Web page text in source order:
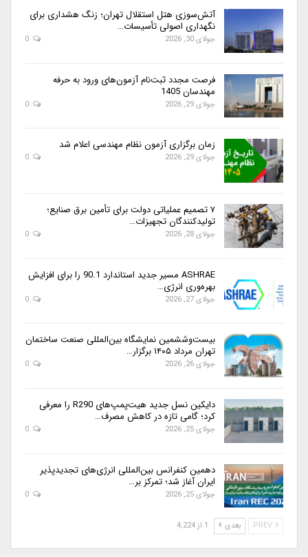
آتش‌سوزی هتل استقلال تهران؛ زنگ هشداری برای
نگهداری اصولی تأسیسات…
جولای 30, 2026
فرصت مجدد ثبت‌نام آزمون‌های ورود به حرفه
مهندسان 1405
جولای 29, 2026
زمان برگزاری آزمون نظام مهندسی اعلام شد
جولای 29, 2026
۷ تصمیم عملیاتی دولت برای تأمین برق صنایع؛
تولیدکنندگان تجهیزات…
جولای 28, 2026
ASHRAE مسیر جدید استاندارد 90.1 را برای افزایش
بهره‌وری انرژی…
جولای 27, 2026
بیست‌وششمین نمایشگاه بین‌المللی صنعت ساختمان
تهران مرداد ۱۴۰۵ برگزار…
جولای 26, 2026
دایکین نسل جدید هیت‌پمپ‌های R290 را معرفی
کرد؛ گامی تازه در کاهش مصرف…
جولای 25, 2026
دهمین کنفرانس بین‌المللی انرژی‌های تجدیدپذیر
ایران آغاز شد؛ تمرکز بر…
جولای 25, 2026
بعدی 1 از 4,224